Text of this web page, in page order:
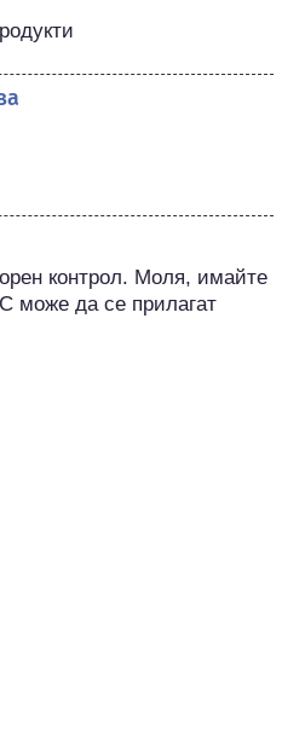
контрол. Моля, имайте
може да се прилагат